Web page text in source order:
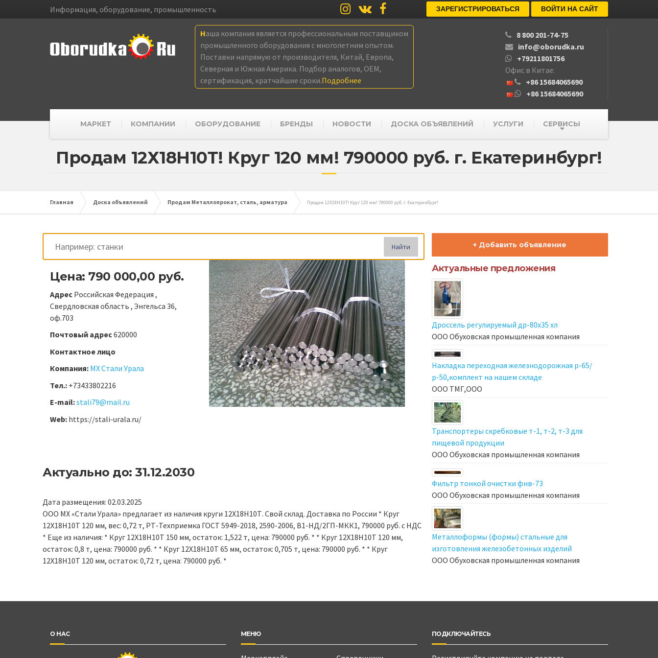
Информация, оборудование, промышленность ЗАРЕГИСТРИРОВАТЬСЯ ВОЙТИ НА САЙТ
Наша компания является профессиональным поставщиком
промышленного оборудования с многолетним опытом.
Поставки напрямую от производителя, Китай, Европа,
Северная и Южная Америка. Подбор аналогов, OEM,
сертификация, кратчайшие сроки.Подробнее
8 800 201-74-75
info@oborudka.ru
+79211801756
Офис в Китае:
+86 15684065690
+86 15684065690
МАРКЕТ КОМПАНИИ ОБОРУДОВАНИЕ БРЕНДЫ НОВОСТИ ДОСКА ОБЪЯВЛЕНИЙ УСЛУГИ СЕРВИСЫ
Продам 12Х18Н10Т! Круг 120 мм! 790000 руб. г. Екатеринбург!
Главная Доска объявлений Продам Металлопрокат, сталь, арматура Продам 12Х18Н10Т! Круг 120 мм! 790000 руб. г. Екатеринбург!
Найти
Цена: 790 000,00 руб.
Адрес Российская Федерация ,
Свердловская область , Энгельса 36,
оф.703
Почтовый адрес620000
Контактное лицо
Компания: МХ Стали Урала
Тел.: +73433802216
E-mail:stali79@mail.ru
Web: https://stali-urala.ru/
Актуально до: 31.12.2030
Дата размещения: 02.03.2025
ООО МХ «Стали Урала» предлагает из наличия круги 12Х18Н10Т. Свой склад. Доставка по России * Круг
12Х18Н10Т 120 мм, вес: 0,72 т, РТ-Техприемка ГОСТ 5949-2018, 2590-2006, В1-НД/2ГП-МКК1, 790000 руб. с НДС
* Еще из наличия: * Круг 12Х18Н10Т 150 мм, остаток: 1,522 т, цена: 790000 руб. * * Круг 12Х18Н10Т 120 мм,
остаток: 0,8 т, цена: 790000 руб. * * Круг 12Х18Н10Т 65 мм, остаток: 0,705 т, цена: 790000 руб. * * Круг
12Х18Н10Т 120 мм, остаток: 0,72 т, цена: 790000 руб. *
+ Добавить объявление
Актуальные предложения
Дроссель регулируемый др-80х35 хл
ООО Обуховская промышленная компания
Накладка переходная железнодорожная р-65/
р-50,комплект на нашем складе
ООО ТМГ,ООО
Транспортеры скребковые т-1, т-2, т-3 для
пищевой продукции
ООО Обуховская промышленная компания
Фильтр тонкой очистки фнв-73
ООО Обуховская промышленная компания
Металлоформы (формы) стальные для
изготовления железобетонных изделий
ООО Обуховская промышленная компания
О НАС МЕНЮ ПОДКЛЮЧАЙТЕСЬ